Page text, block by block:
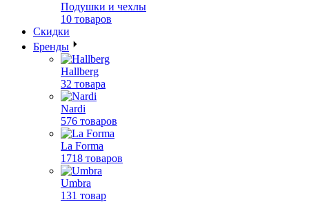
Подушки и чехлы
10 товаров
Скидки
Бренды
Hallberg
32 товара
Nardi
576 товаров
La Forma
1718 товаров
Umbra
131 товар